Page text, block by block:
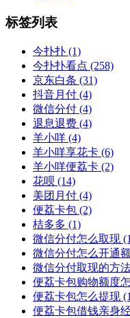
标签列表
今扑扑 (1)
今扑扑看点 (258)
京东白条 (31)
抖音月付 (4)
微信分付 (4)
退息退费 (4)
羊小咩 (4)
羊小咩享花卡 (6)
羊小咩便荔卡 (2)
花呗 (14)
美团月付 (4)
便荔卡包 (2)
桔多多 (1)
微信分付怎么取现
微信分付怎么开通
微信分付取现的方
便荔卡包购物额度
便荔卡包怎么提现
便荔卡包借钱亲身